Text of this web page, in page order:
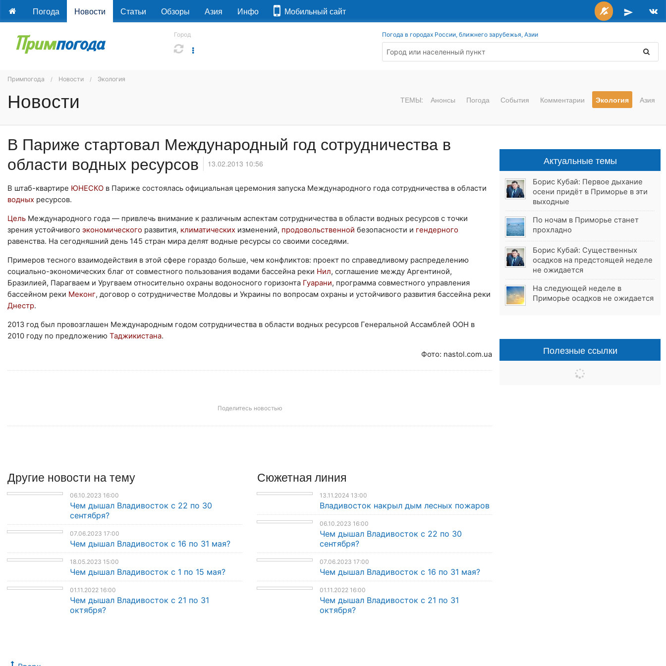
Погода Новости Статьи Обзоры Азия Инфо Мобильный сайт
Город Погода в городах России, ближнего зарубежья, Азии
Примпогода Новости Экология
Новости ТЕМЫ: Анонсы Погода События Комментарии Экология Азия
В Париже стартовал Международный год сотрудничества в
области водных ресурсов
13.02.2013 10:56
В штаб-квартире ЮНЕСКО в Париже состоялась официальная церемония запуска Международного года сотрудничества в области
водных ресурсов.
Цель Международного года — привлечь внимание к различным аспектам сотрудничества в области водных ресурсов с точки
зрения устойчивого экономического развития, климатических изменений, продовольственной безопасности и гендерного
равенства. На сегодняшний день 145 стран мира делят водные ресурсы со своими соседями.
Примеров тесного взаимодействия в этой сфере гораздо больше, чем конфликтов: проект по справедливому распределению
социально-экономических благ от совместного пользования водами бассейна реки Нил, соглашение между Аргентиной,
Бразилией, Парагваем и Уругваем относительно охраны водоносного горизонта Гуарани, программа совместного управления
бассейном реки Меконг, договор о сотрудничестве Молдовы и Украины по вопросам охраны и устойчивого развития бассейна реки
Днестр.
2013 год был провозглашен Международным годом сотрудничества в области водных ресурсов Генеральной Ассамблей ООН в
2010 году по предложению Таджикистана.
Фото: nastol.com.ua
Поделитесь новостью
Другие новости на тему
06.10.2023 16:00
Чем дышал Владивосток с 22 по 30
сентября?
07.06.2023 17:00
Чем дышал Владивосток с 16 по 31 мая?
18.05.2023 15:00
Чем дышал Владивосток с 1 по 15 мая?
01.11.2022 16:00
Чем дышал Владивосток с 21 по 31
октября?
Сюжетная линия
13.11.2024 13:00
Владивосток накрыл дым лесных пожаров
06.10.2023 16:00
Чем дышал Владивосток с 22 по 30
сентября?
07.06.2023 17:00
Чем дышал Владивосток с 16 по 31 мая?
01.11.2022 16:00
Чем дышал Владивосток с 21 по 31
октября?
Актуальные темы
Борис Кубай: Первое дыхание
осени придёт в Приморье в эти
выходные
По ночам в Приморье станет
прохладно
Борис Кубай: Существенных
осадков на предстоящей неделе
не ожидается
На следующей неделе в
Приморье осадков не ожидается
Полезные ссылки